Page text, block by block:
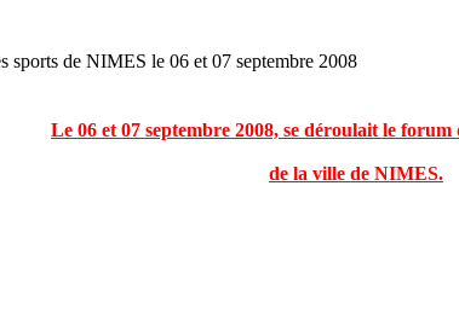
de NIMES le 06 et 07 septembre 2008
Le 06 et 07 septembre 2008, se déroulait le forum
de la ville de NIMES.